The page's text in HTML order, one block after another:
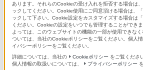
デジ
主な仕様
仕様
あります。それらのCookieの受け入れを拒否する場合は
ックしてください。Cookie使用にご同意頂ける場合は、
ックして下さい。Cookie設定をカスタマイズする場合は
ください。Cookieの設定をいつでも管理することができ
よっては、このウェブサイトの機能の一部が使用できな
ついては、当社のCookieポリシーをご覧ください。個人
イバシーポリシーをご覧ください。
詳細については、当社の
Cookieポリシー をご覧くださ
個人情報の取扱いについては、
プライバシーポリシー